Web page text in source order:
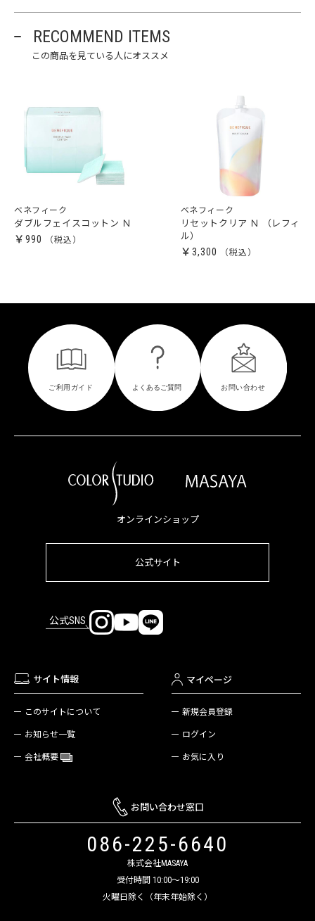
RECOMMEND ITEMS
この商品を見ている人にオススメ
ベネフィーク
ダブルフェイスコットン Ｎ
￥990
ベネフィーク
リセットクリア Ｎ （レフィ
ル）
￥3,300
オンラインショップ
公式サイト
公式SNS
サイト情報
このサイトについて
お知らせ一覧
会社概要
マイページ
新規会員登録
ログイン
お気に入り
お問い合わせ窓口
086-225-6640
株式会社MASAYA
受付時間 10:00～19:00
火曜日除く（年末年始除く）